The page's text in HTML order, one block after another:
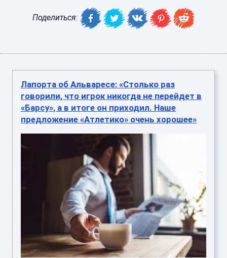
Поделиться:
Лапорта об Альваресе: «Столько раз
говорили, что игрок никогда не перейдет в
«Барсу», а в итоге он приходил. Наше
предложение «Атлетико» очень хорошее»